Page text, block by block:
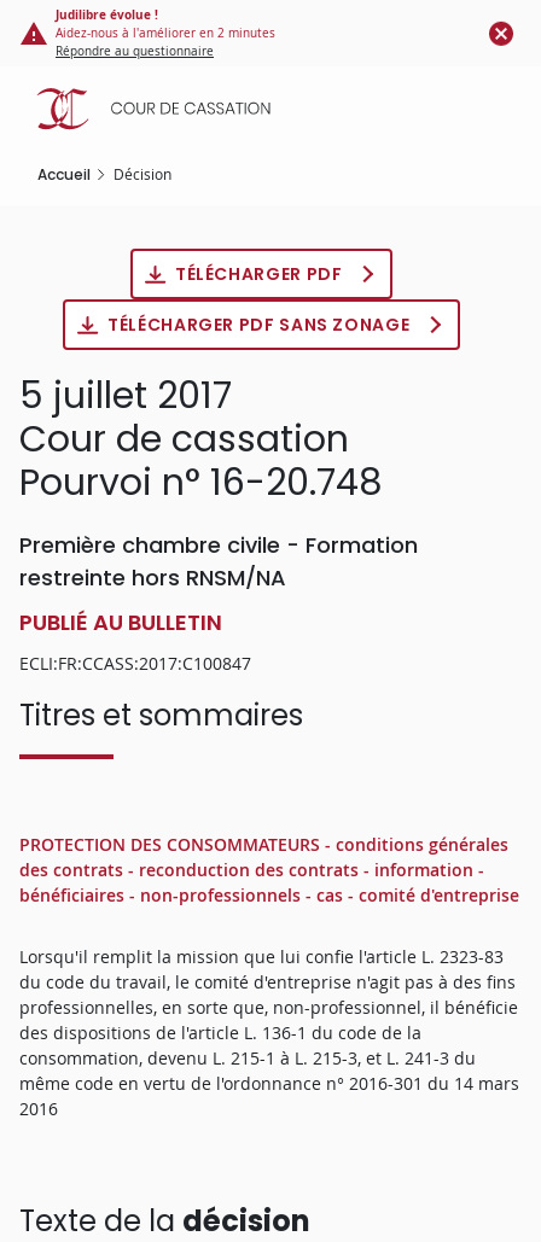
Panneau de gestion des cookies
contenu
principal
Judilibre évolue !
Aidez-nous à l'améliorer en 2 minutes
Répondre au questionnaire
Accueil Décision
TÉLÉCHARGER PDF
TÉLÉCHARGER PDF SANS ZONAGE
5 juillet 2017
Cour de cassation
Pourvoi n° 16-20.748
Première chambre civile - Formation
restreinte hors RNSM/NA
PUBLIÉ AU BULLETIN
ECLI:FR:CCASS:2017:C100847
Titres et sommaires
PROTECTION DES CONSOMMATEURS - conditions générales
des contrats - reconduction des contrats - information -
bénéficiaires - non-professionnels - cas - comité d'entreprise
Lorsqu'il remplit la mission que lui confie l'article L. 2323-83
du code du travail, le comité d'entreprise n'agit pas à des fins
professionnelles, en sorte que, non-professionnel, il bénéficie
des dispositions de l'article L. 136-1 du code de la
consommation, devenu L. 215-1 à L. 215-3, et L. 241-3 du
même code en vertu de l'ordonnance n° 2016-301 du 14 mars
2016
Texte de la décision